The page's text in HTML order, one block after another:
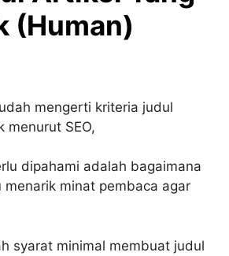
(Human)
mengerti kriteria judul
menurut SEO,
dipahami adalah bagaimana
menarik minat pembaca agar
syarat minimal membuat judul